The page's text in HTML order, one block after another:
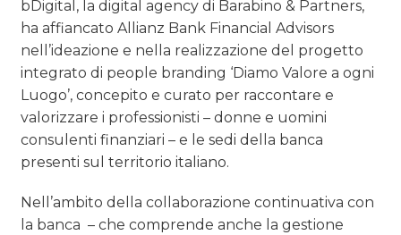
bDigital, la digital agency di Barabino & Partners,
ha affiancato Allianz Bank Financial Advisors
nell’ideazione e nella realizzazione del progetto
integrato di people branding ‘Diamo Valore a ogni
Luogo’, concepito e curato per raccontare e
valorizzare i professionisti – donne e uomini
consulenti finanziari – e le sedi della banca
presenti sul territorio italiano.
Nell’ambito della collaborazione continuativa con
la banca – che comprende anche la gestione